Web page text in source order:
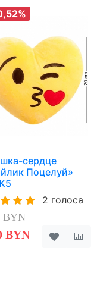
сердце
Поцелуй»
2 голоса
BYN
BYN